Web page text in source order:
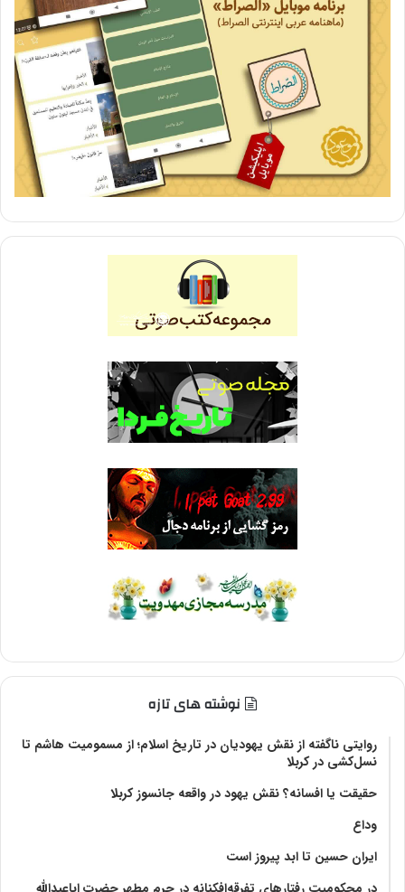
نوشته های تازه
روایتی ناگفته از نقش یهودیان در تاریخ اسلام؛ از مسمومیت هاشم تا
نسل‌کشی در کربلا
حقیقت یا افسانه؟‌ نقش یهود در واقعه جانسوز کربلا
وداع
ایران حسین تا ابد پیروز است